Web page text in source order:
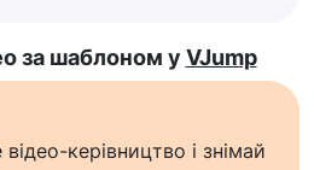
за шаблоном у VJump
керівництво і знімай